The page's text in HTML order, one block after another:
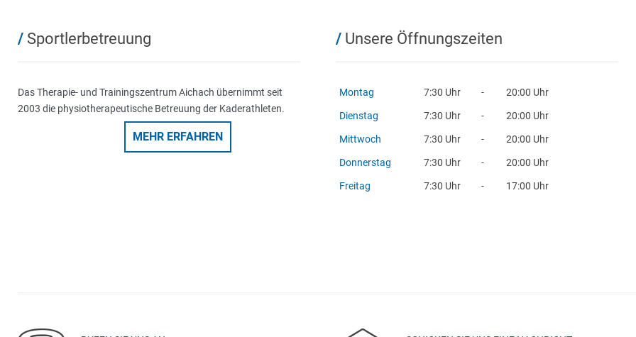
/ Sportlerbetreuung
Das Therapie- und Trainingszentrum Aichach übernimmt seit
2003 die physiotherapeutische Betreuung der Kaderathleten.
MEHR ERFAHREN
/ Unsere Öffnungszeiten
Montag 7:30 Uhr - 20:00 Uhr
Dienstag 7:30 Uhr - 20:00 Uhr
Mittwoch 7:30 Uhr - 20:00 Uhr
Donnerstag 7:30 Uhr - 20:00 Uhr
Freitag 7:30 Uhr - 17:00 Uhr